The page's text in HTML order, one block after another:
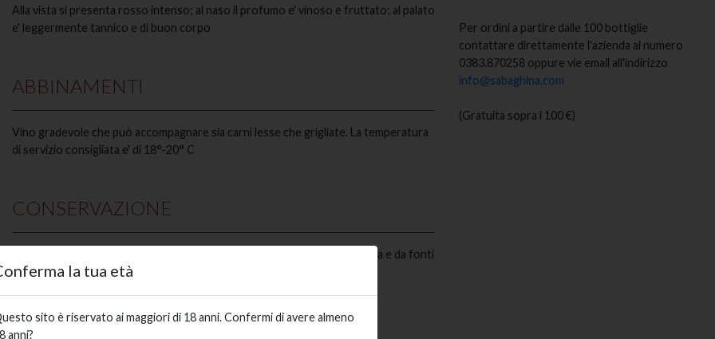
Per ordini a partire dalle 100 bottiglie
contattare direttamente l'azienda al numero
0383.870258 oppure vie email all'indirizzo
info@sabaghina.com
(Gratuita sopra i 100 €)
Alla vista si presenta rosso intenso; al naso il profumo e' vinoso e fruttato; al palato
e' leggermente tannico e di buon corpo
ABBINAMENTI
Vino gradevole che può accompagnare sia carni lesse che grigliate. La temperatura
di servizio consigliata e' di 18°-20° C
CONSERVAZIONE
Il vino deve essere conservato in luogo fresco ; al riparo dalla luce diretta e da fonti
di calore
CONTIENE SOLFITI
la tua età
sito è riservato ai maggiori di 18 anni. Confermi di avere almeno
anni?